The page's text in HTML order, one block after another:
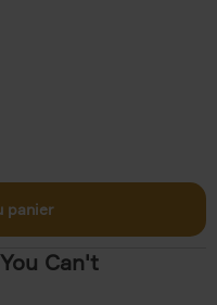
panier
Can't